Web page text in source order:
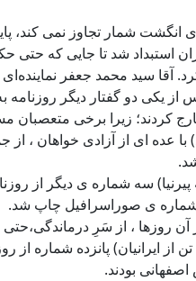
انگشت شمار تجاوز نمی
شد تا جایی که حتی
یکی دو گفتار دیگر
زیرا برخی متعصبان
عده ای از آزادی خواهان ،
سه شماره ی دیگر از
شماره ی صوراسرافیل چاپ شد.
روزها ، از سَرِ
از ایرانیان) پانزده
بودند.